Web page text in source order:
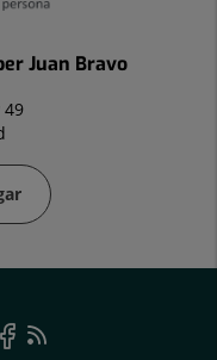
Juan Bravo
49
Feed
Este